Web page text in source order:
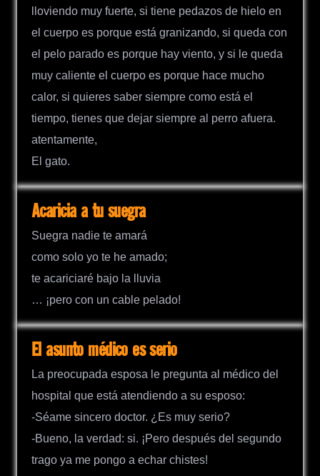
lloviendo muy fuerte, si tiene pedazos de hielo en
el cuerpo es porque está granizando, si queda con
el pelo parado es porque hay viento, y si le queda
muy caliente el cuerpo es porque hace mucho
calor, si quieres saber siempre como está el
tiempo, tienes que dejar siempre al perro afuera.
atentamente,
El gato.
Acaricia a tu suegra
Suegra nadie te amará
como solo yo te he amado;
te acariciaré bajo la lluvia
… ¡pero con un cable pelado!
El asunto médico es serio
La preocupada esposa le pregunta al médico del
hospital que está atendiendo a su esposo:
-Séame sincero doctor. ¿Es muy serio?
-Bueno, la verdad: si. ¡Pero después del segundo
trago ya me pongo a echar chistes!